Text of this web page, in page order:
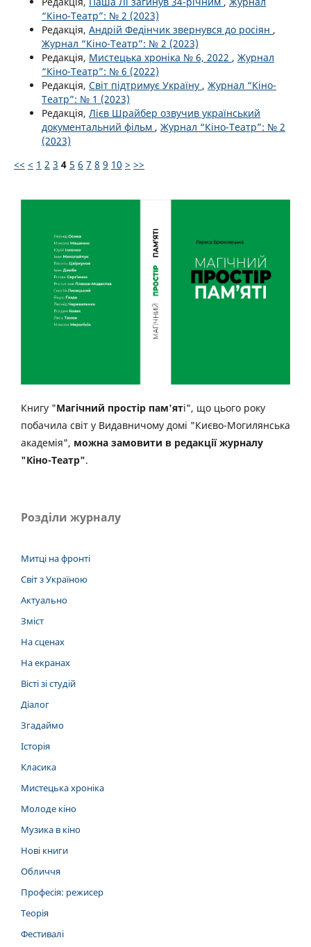
“Кіно-Театр”: № 2 (2023)
Редакція, Андрій Федінчик звернувся до росіян ,
Журнал “Кіно-Театр”: № 2 (2023)
Редакція, Мистецька хроніка № 6, 2022 , Журнал
“Кіно-Театр”: № 6 (2022)
Редакція, Світ підтримує Україну , Журнал “Кіно-
Театр”: № 1 (2023)
Редакція, Лієв Шрайбер озвучив український
документальний фільм , Журнал “Кіно-Театр”: № 2
(2023)
<< < 1 2 3 4 5 6 7 8 9 10 > >>
Книгу "Магічний простір пам'яті", що цього року
побачила світ у Видавничому домі "Києво-Могилянська
академія", можна замовити в редакції журналу
"Кіно-Театр".
Розділи журналу
Митці на фронті
Світ з Україною
Актуально
Зміст
На сценах
На екранах
Вісті зі студій
Діалог
Згадаймо
Історія
Класика
Мистецька хроніка
Молоде кіно
Музика в кіно
Нові книги
Обличчя
Професія: режисер
Теорія
Фестивалі